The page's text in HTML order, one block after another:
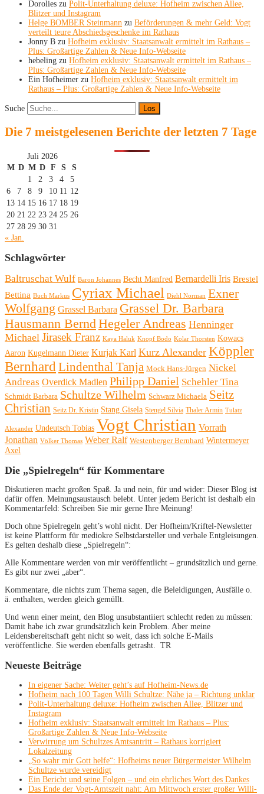
Dorolies zu Polit-Unterhaltung deluxe: Hofheim zwischen Allee,
Blitzer und Instagram
Helge BOMBER Steinmann zu Beförderungen & mehr Geld: Vogt
verteilt teure Abschiedsgeschenke im Rathaus
Jonny B zu Hofheim exklusiv: Staatsanwalt ermittelt im Rathaus –
Plus: Großartige Zahlen & Neue Info-Webseite
hebeling zu Hofheim exklusiv: Staatsanwalt ermittelt im Rathaus –
Plus: Großartige Zahlen & Neue Info-Webseite
Ein Hofheimer zu Hofheim exklusiv: Staatsanwalt ermittelt im
Rathaus – Plus: Großartige Zahlen & Neue Info-Webseite
Suche
Die 7 meistgelesenen Berichte der letzten 7 Tage
Juli 2026
M D M D F S
S
1
2 3 4
5
6
7 8 9 10 11 12
13 14 15 16 17 18 19
20 21 22 23 24 25 26
27 28 29 30 31
« Jan.
Schlagwörter
Baltruschat Wulf Baron Johannes Becht Manfred Bernardelli Iris Brestel
Bettina Buch Markus Cyriax Michael Diehl Norman Exner
Wolfgang Grassel Barbara Grassel Dr. Barbara
Hausmann Bernd Hegeler Andreas Henninger
Michael Jirasek Franz Kaya Haluk Knopf Bodo Kolar Thorsten Kowacs
Aaron Kugelmann Dieter Kurjak Karl Kurz Alexander Köppler
Bernhard Lindenthal Tanja Mock Hans-Jürgen Nickel
Andreas Overdick Madlen Philipp Daniel Schehler Tina
Schmidt Barbara Schultze Wilhelm Schwarz Michaela Seitz
Christian Seitz Dr. Kristin Stang Gisela Stengel Silvia Thaler Armin Tulatz
Alexander Undeutsch Tobias Vogt Christian Vorrath
Jonathan Völker Thomas Weber Ralf Westenberger Bernhard Wintermeyer
Axel
Die „Spielregeln“ für Kommentare
Diskutieren macht großen Spaß. Ja und nein, für und wider: Dieser Blog ist
dafür offen. Meinungsaustausch belebt. Unter jedem Bericht ist deshalb ein
Kommentarfeld: Schreiben Sie mir gerne Ihre Meinung!
Doch ohne Spielregeln geht’s wohl nicht. Der Hofheim/Kriftel-Newsletter
ist keine Plattform für mediokre Selbstdarsteller und verbale Entgleisungen.
Es gelten deshalb diese „Spielregeln“:
Alle Kommentare werden von mir veröffentlicht – grundsätzlich und gerne.
Es gibt nur zwei „aber“.
Kommentare, die nichts zum Thema sagen, die Beleidigungen, Ausfälle o.
ä. enthalten, werden gleich gemüllt.
Und wenn einer meint, den Blog unsubstantiiert schlecht reden zu müssen:
Damit habe ich zwar grundsätzlich kein Problem. Aber meine
Leidensbereitschaft geht nicht so weit, dass ich solche E-Mails
veröffentliche. Sie werden ebenfalls getrasht. TR
Neueste Beiträge
In eigener Sache: Weiter geht’s auf Hofheim-News.de
Hofheim nach 100 Tagen Willi Schultze: Nähe ja – Richtung unklar
Polit-Unterhaltung deluxe: Hofheim zwischen Allee, Blitzer und
Instagram
Hofheim exklusiv: Staatsanwalt ermittelt im Rathaus – Plus:
Großartige Zahlen & Neue Info-Webseite
Verwirrung um Schultzes Amtsantritt – Rathaus korrigiert
Lokalzeitung
„So wahr mir Gott helfe“: Hofheims neuer Bürgermeister Wilhelm
Schultze wurde vereidigt
Ein Bericht und seine Folgen – und ein ehrliches Wort des Dankes
Das Ende der Vogt-Amtszeit naht: Am Mittwoch erster großer Willi-